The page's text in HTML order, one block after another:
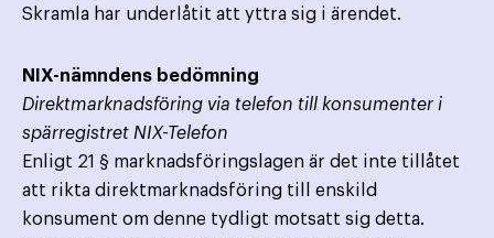
Skramla har underlåtit att yttra sig i ärendet.
NIX-nämndens bedömning
Direktmarknadsföring via telefon till konsumenter i
spärregistret NIX-Telefon
Enligt 21 § marknadsföringslagen är det inte tillåtet
att rikta direktmarknadsföring till enskild
konsument om denne tydligt motsatt sig detta.